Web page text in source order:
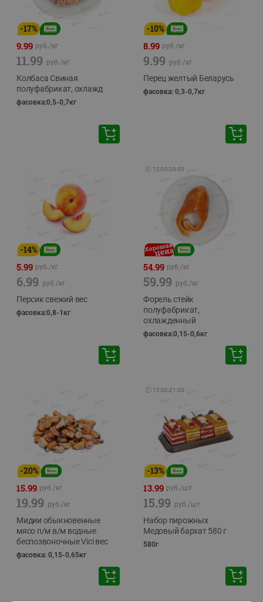
-17%
9.99 руб./кг
11.99 руб./кг
Колбаса Свиная
полуфабрикат, охлажд
фасовка:0,5-0,7кг
-10%
8.99 руб./кг
9.99 руб./кг
Перец желтый Беларусь
фасовка: 0,3-0,7кг
-14%
5.99 руб./кг
6.99 руб./кг
Персик свежий вес
фасовка:0,8-1кг
🕘 12:00-20:00
54.99 руб./кг
59.99 руб./кг
Форель стейк
полуфабрикат,
охлажденный
фасовка:0,15-0,6кг
-20%
15.99 руб./кг
19.99 руб./кг
Мидии обыкновенные
мясо п/м в/м водные
беспозвоночные Vici вес
фасовка: 0,15-0,65кг
🕘 12:00-21:00
-13%
13.99 руб./шт
15.99 руб./шт
Набор пирожных
Медовый бархат 580 г
580г